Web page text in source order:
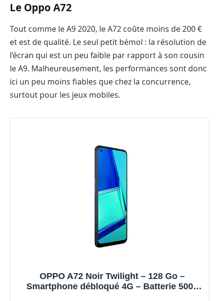
Le Oppo A72
Tout comme le A9 2020, le A72 coûte moins de 200 €
et est de qualité. Le seul petit bémol : la résolution de
l’écran qui est un peu faible par rapport à son cousin
le A9. Malheureusement, les performances sont donc
ici un peu moins fiables que chez la concurrence,
surtout pour les jeux mobiles.
OPPO A72 Noir Twilight – 128 Go –
Smartphone débloqué 4G – Batterie 5000